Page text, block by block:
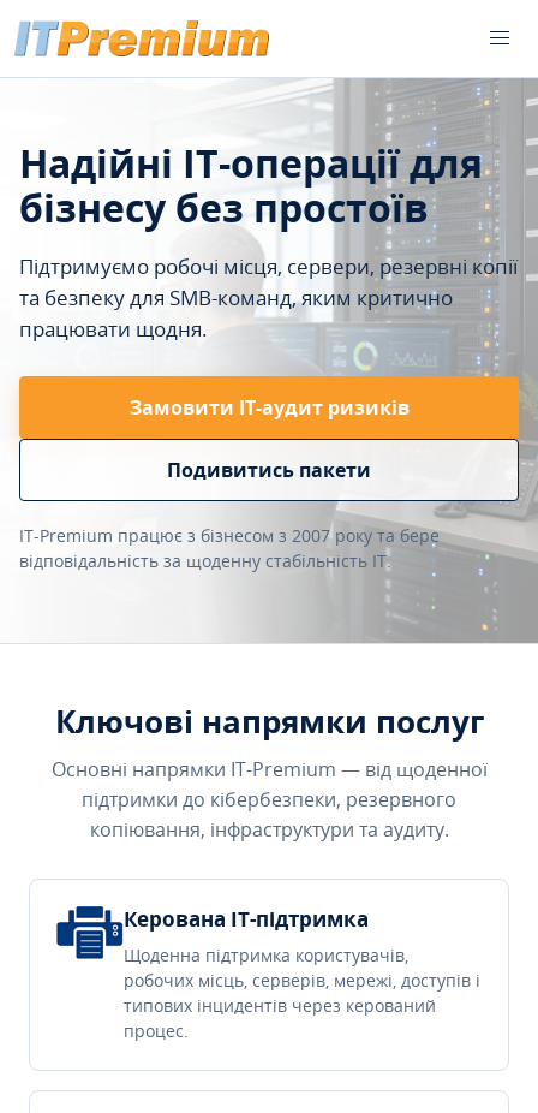
Надійні IT-операції для
бізнесу без простоїв
Підтримуємо робочі місця, сервери, резервні копії
та безпеку для SMB-команд, яким критично
працювати щодня.
Замовити ІТ-аудит ризиків
Подивитись пакети
IT-Premium працює з бізнесом з 2007 року та бере
відповідальність за щоденну стабільність IT.
Ключові напрямки послуг
Основні напрямки IT-Premium — від щоденної
підтримки до кібербезпеки, резервного
копіювання, інфраструктури та аудиту.
Керована IT-підтримка
Щоденна підтримка користувачів,
робочих місць, серверів, мережі, доступів і
типових інцидентів через керований
процес.